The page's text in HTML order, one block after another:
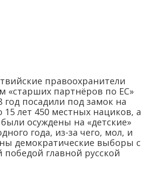
правоохранители
«старших партнёров по ЕС»
год посадили под замок на
15 лет 450 местных нациков, а
осуждены на «детские»
года, из-за чего, мол, и
демократические выборы с
победой главной русской